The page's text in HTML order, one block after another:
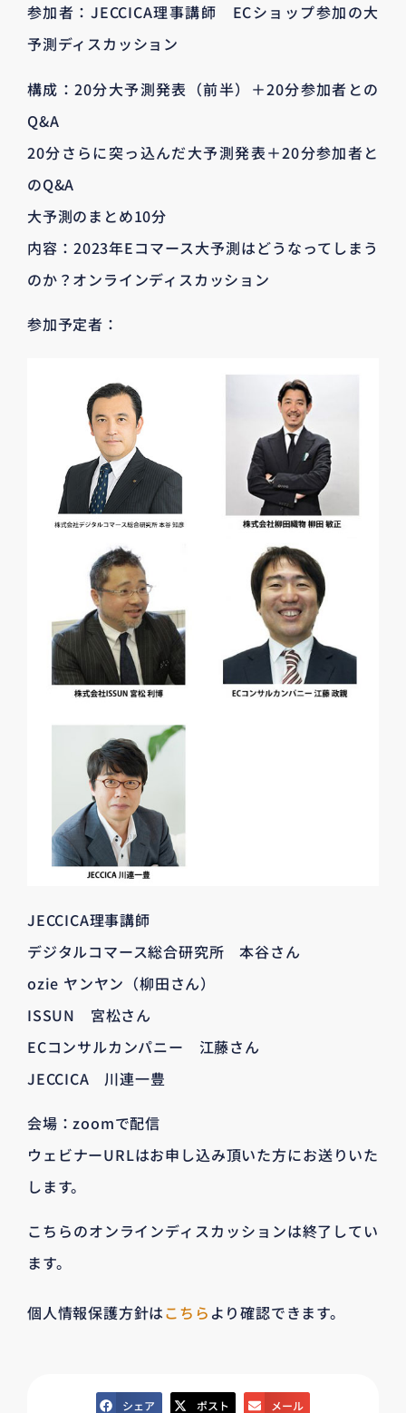
参加者：JECCICA理事講師 ECショップ参加の大
予測ディスカッション
構成：20分大予測発表（前半）＋20分参加者との
Q&A
20分さらに突っ込んだ大予測発表＋20分参加者と
のQ&A
大予測のまとめ10分
内容：2023年Eコマース大予測はどうなってしまう
のか？オンラインディスカッション
参加予定者：
JECCICA理事講師
デジタルコマース総合研究所 本谷さん
ozie ヤンヤン（柳田さん）
ISSUN 宮松さん
ECコンサルカンパニー 江藤さん
JECCICA 川連一豊
会場：zoomで配信
ウェビナーURLはお申し込み頂いた方にお送りいた
します。
こちらのオンラインディスカッションは終了してい
ます。
個人情報保護方針はこちら より確認できます。
シェア ポスト メール